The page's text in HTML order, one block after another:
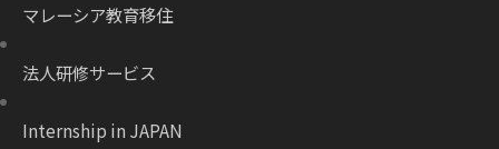
マレーシア教育移住
法人研修サービス
Internship in JAPAN